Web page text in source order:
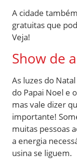
A cidade
gratuitas que
Veja!
Show de
As luzes do
do Papai Noel e
mas vale dizer
importante!
muitas pessoas
a energia
usina se liguem.